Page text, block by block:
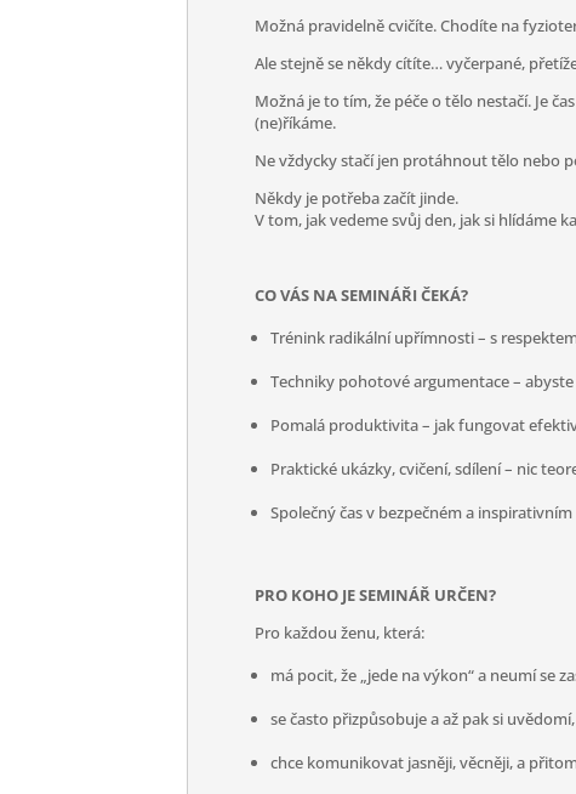
Možná pravidelně cvičíte. Chodíte na
Ale stejně se někdy cítíte… vyčerpané,
Možná je to tím, že péče o tělo nestačí. Je
(ne)říkáme.
Ne vždycky stačí jen protáhnout tělo nebo
Někdy je potřeba začít jinde.
V tom, jak vedeme svůj den, jak si hlídáme
CO VÁS NA SEMINÁŘI ČEKÁ?
Trénink radikální upřímnosti – s
Techniky pohotové argumentace –
Pomalá produktivita – jak fungovat
Praktické ukázky, cvičení, sdílení – nic
Společný čas v bezpečném a
PRO KOHO JE SEMINÁŘ URČEN?
Pro každou ženu, která:
má pocit, že „jede na výkon“ a neumí se
se často přizpůsobuje a až pak si
chce komunikovat jasněji, věcněji, a